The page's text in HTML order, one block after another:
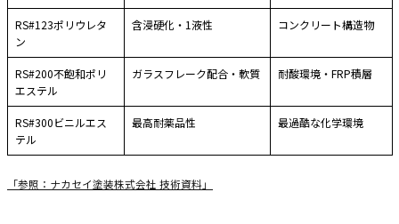
RS#123ポリウレタ
ン
含浸硬化・1液性 コンクリート構造物
RS#200不飽和ポリ
エステル
ガラスフレーク配合・軟質 耐酸環境・FRP積層
RS#300ビニルエス
テル
最高耐薬品性 最過酷な化学環境
「参照：ナカセイ塗装株式会社 技術資料」